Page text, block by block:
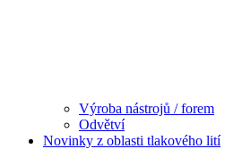
Výroba nástrojů / forem
Odvětví
Novinky z oblasti tlakového lití